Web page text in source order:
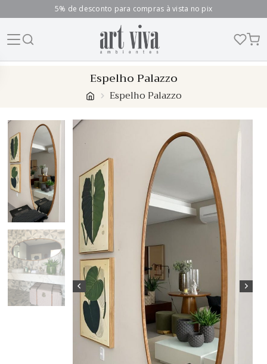
5% de desconto para compras à vista no pix
Espelho Palazzo
Espelho Palazzo